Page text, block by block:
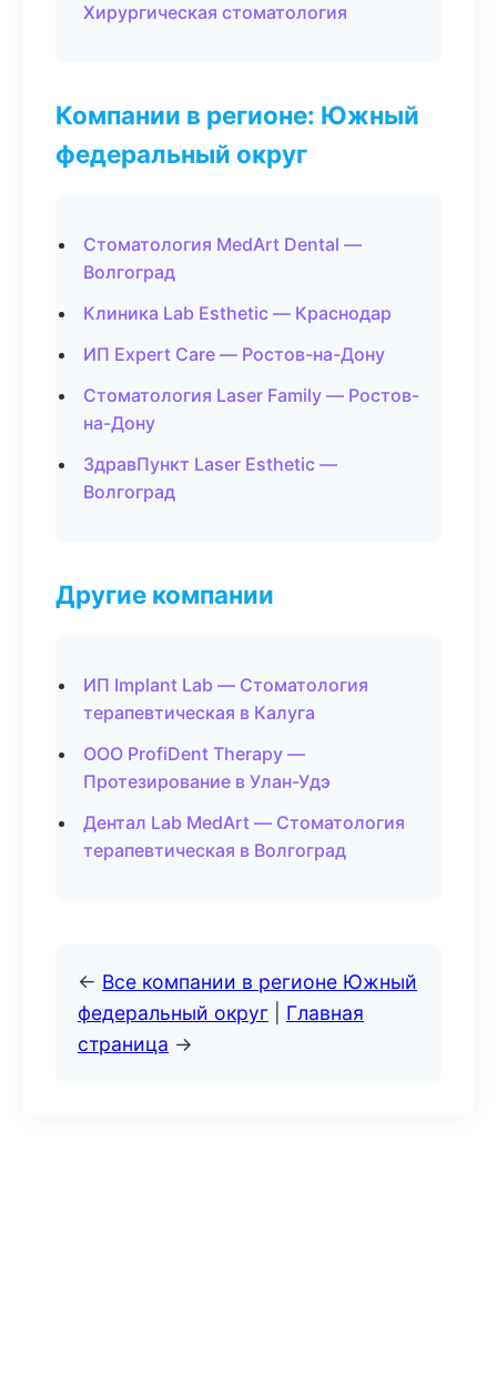
Хирургическая стоматология
Компании в регионе: Южный
федеральный округ
Стоматология MedArt Dental —
Волгоград
Клиника Lab Esthetic — Краснодар
ИП Expert Care — Ростов-на-Дону
Стоматология Laser Family — Ростов-
на-Дону
ЗдравПункт Laser Esthetic —
Волгоград
Другие компании
ИП Implant Lab — Стоматология
терапевтическая в Калуга
ООО ProfiDent Therapy —
Протезирование в Улан-Удэ
Дентал Lab MedArt — Стоматология
терапевтическая в Волгоград
← Все компании в регионе Южный
федеральный округ
Главная
страница →